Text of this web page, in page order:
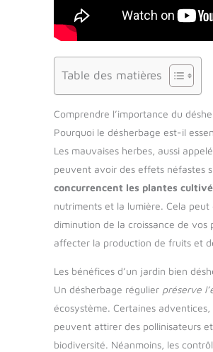
Table des matières
Comprendre l’importance du
Pourquoi le désherbage est-il
Les mauvaises herbes, aussi
peuvent avoir des effets néfastes
concurrencent les plantes
nutriments et la lumière. Cela
diminution de la croissance de vos
affecter la production de fruits et
Les bénéfices d’un jardin bien
Un désherbage régulier préserve
écosystème. Certaines adventices,
peuvent attirer des pollinisateurs
biodiversité. Néanmoins, les